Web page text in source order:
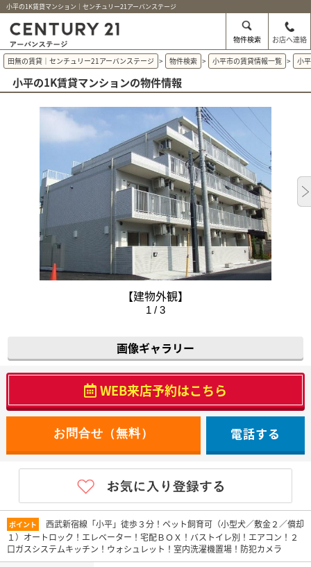
小平の1K賃貸マンション｜センチュリー21アーバンステージ
物件検索 お店へ連絡
田無の賃貸｜センチュリー21アーバンステージ > 物件検索 > 小平市の賃貸情報一覧 > 小
小平の1K賃貸マンションの物件情報
【建物外観】
1 / 3
画像ギャラリー
WEB来店予約はこちら
電話する
ポイント
西武新宿線「小平」徒歩３分！ペット飼育可（小型犬／敷金２／償却
１）オートロック！エレベーター！宅配ＢＯＸ！バストイレ別！エアコン！２
口ガスシステムキッチン！ウォシュレット！室内洗濯機置場！防犯カメラ